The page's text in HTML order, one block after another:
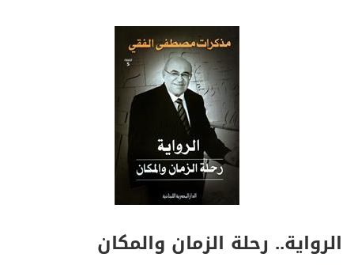
الرواية.. رحلة الزمان والمكان